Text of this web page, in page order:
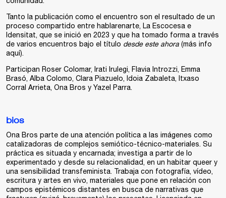
Tanto la publicación como el encuentro son el resultado de un
proceso compartido entre hablarenarte, La Escocesa e
Idensitat, que se inició en 2023 y que ha tomado forma a través
de varios encuentros bajo el título desde este ahora (más info
aquí).
Participan Roser Colomar, Irati Irulegi, Flavia Introzzi, Emma
Brasó, Alba Colomo, Clara Piazuelo, Idoia Zabaleta, Itxaso
Corral Arrieta, Ona Bros y Yazel Parra.
bios
Ona Bros parte de una atención política a las imágenes como
catalizadoras de complejos semiótico-técnico-materiales. Su
práctica es situada y encarnada; investiga a partir de lo
experimentado y desde su relacionalidad, en un habitar queer y
una sensibilidad transfeminista. Trabaja con fotografía, vídeo,
escritura y artes en vivo, materiales que pone en relación con
campos epistémicos distantes en busca de narrativas que